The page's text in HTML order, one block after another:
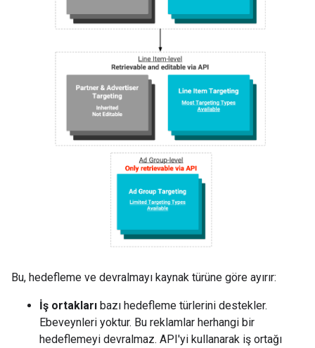
Bu, hedefleme ve devralmayı kaynak türüne göre ayırır:
İş ortakları bazı hedefleme türlerini destekler.
Ebeveynleri yoktur. Bu reklamlar herhangi bir
hedeflemeyi devralmaz. API'yi kullanarak iş ortağı